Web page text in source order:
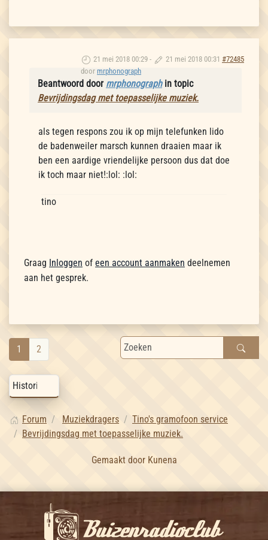
21 mei 2018 00:29 - 21 mei 2018 00:31 #72485
door mrphonograph
Beantwoord door mrphonographin topic
Bevrijdingsdag met toepasselijke muziek.
als tegen respons zou ik op mijn telefunken lido
de badenweiler marsch kunnen draaien maar ik
ben een aardige vriendelijke persoon dus dat doe
ik toch maar niet!:lol: :lol:
tino
Graag Inloggen of een account aanmaken deelnemen
aan het gesprek.
1 2
Forum Muziekdragers
Tino's gramofoon service
Bevrijdingsdag met toepasselijke muziek.
Gemaakt door Kunena